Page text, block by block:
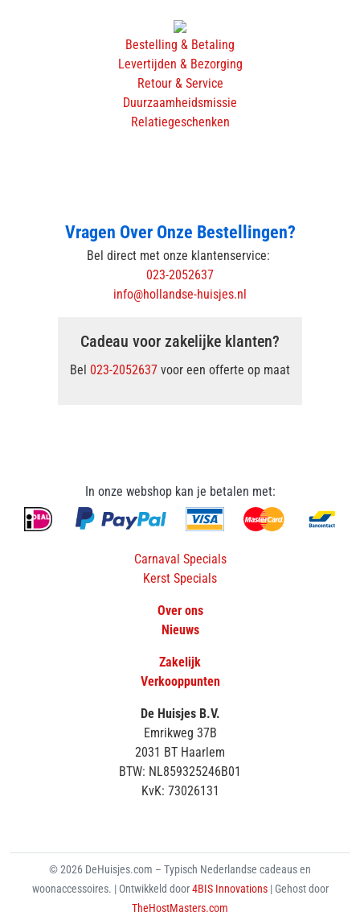
Bestelling & Betaling
Levertijden & Bezorging
Retour & Service
Duurzaamheidsmissie
Relatiegeschenken
Vragen Over Onze Bestellingen?
Bel direct met onze klantenservice:
023-2052637
info@hollandse-huisjes.nl
Cadeau voor zakelijke klanten?
Bel 023-2052637 voor een offerte op maat
In onze webshop kan je betalen met:
Carnaval Specials
Kerst Specials
Over ons
Nieuws
Zakelijk
Verkooppunten
De Huisjes B.V.
Emrikweg 37B
2031 BT Haarlem
BTW: NL859325246B01
KvK: 73026131
© 2026 DeHuisjes.com – Typisch Nederlandse cadeaus en
woonaccessoires. | Ontwikkeld door4BIS Innovations | Gehost door
TheHostMasters.com